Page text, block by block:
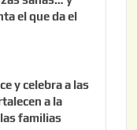
el que da el
y celebra a las
a la
familias